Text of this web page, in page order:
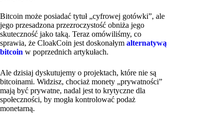
Bitcoin może posiadać tytuł „cyfrowej gotówki”, ale
jego przesadzona przezroczystość obniża jego
skuteczność jako taką. Teraz omówiliśmy, co
sprawia, że CloakCoin jest doskonałym alternatywą
bitcoin w poprzednich artykułach.
Ale dzisiaj dyskutujemy o projektach, które nie są
bitcoinami. Widzisz, chociaż monety „prywatności”
mają być prywatne, nadal jest to krytyczne dla
społeczności, by mogła kontrolować podaż
monetarną.